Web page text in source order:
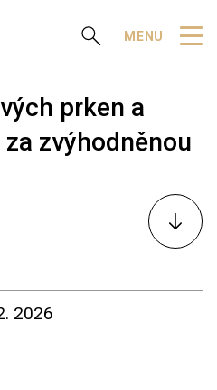
Zobrazit vyhledávání
MENU
prken a
zvýhodněnou
K
obsahu
2026